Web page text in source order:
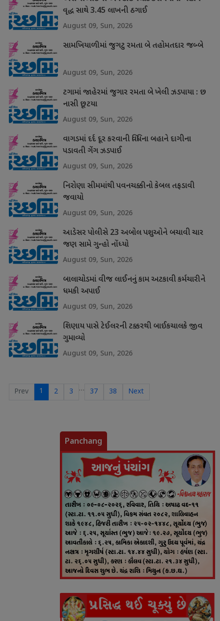
વૃદ્ધ સાથે 3.45 લાખની ઠગાઈ
August 09, Sun, 2026
સામખિયાળીમાં જુગટુ રમતા બે તહોમતદાર જબ્બે
August 09, Sun, 2026
ટગામાં જાહેરમાં જુગાર રમતા બે ખેલી ઝડપાયા : છ
નાસી છૂટયા
August 09, Sun, 2026
વાગડમાં દર્દ દૂર કરવાની વિધિના બહાને દાગીના
પડાવતી ગેંગ ઝડપાઈ
August 09, Sun, 2026
નિરોણા સીમમાંથી પવનચક્કીનો કેબલ તફડાવી
જવાયો
August 09, Sun, 2026
આડેસર પોલીસે 23 અબોલ પશુઓને બચાવી ચાર
જણ સામે ગુન્હો નોંધ્યો
August 09, Sun, 2026
બાલાચોડમાં વીજ લાઈનનું કામ અટકાવી કર્મચારીને
ધમકી અપાઈ
August 09, Sun, 2026
શિણાય પાસે ટેઈલરની ટક્કરથી બાઈકચાલકે જીવ
ગુમાવ્યો
August 09, Sun, 2026
Prev 1 2 3 … 37 38 Next
Panchang